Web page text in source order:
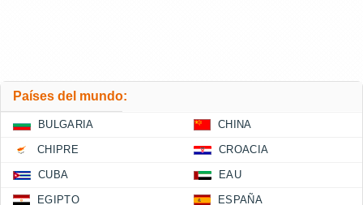
Países del mundo:
BULGARIA CHINA
CHIPRE CROACIA
CUBA EAU
EGIPTO ESPAÑA